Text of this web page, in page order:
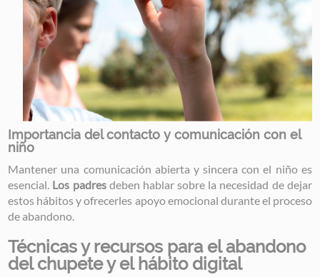
Importancia del contacto y comunicación con el
niño
Mantener una comunicación abierta y sincera con el niño es
esencial. Los padres deben hablar sobre la necesidad de dejar
estos hábitos y ofrecerles apoyo emocional durante el proceso
de abandono.
Técnicas y recursos para el abandono
del chupete y el hábito digital